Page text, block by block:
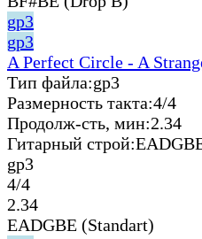
gp3
gp3
A Perfect Circle - A
Тип файла:gp3
Размерность такта:4/4
Продолж-сть, мин:2.34
Гитарный строй:
gp3
4/4
2.34
EADGBE (Standart)